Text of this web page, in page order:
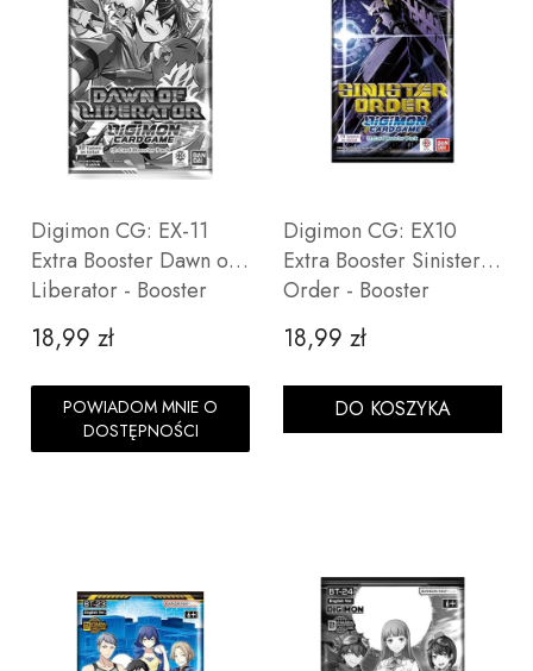
Digimon CG: EX-11
Extra Booster Dawn of
Liberator - Booster
Cena
18,99 zł
POWIADOM MNIE O
DOSTĘPNOŚCI
Digimon CG: EX10
Extra Booster Sinister
Order - Booster
Cena
18,99 zł
DO KOSZYKA